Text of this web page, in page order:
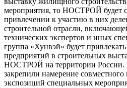
мероприятия, то НОСТРОЙ будет
привлечении к участию в них
строительной отрасли,
технических экспертов и иных
группа «Хунвэй» будет
предприятий в строительных
НОСТРОЙ на территории России.
закрепили намерение
экспозиций специальных